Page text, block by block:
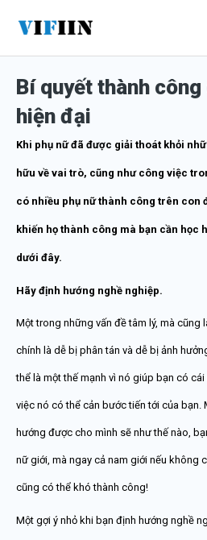
nội
dungBí quyết thành
hiện đại
Khi phụ nữ đã được giải thoát khỏi
hữu về vai trò, cũng như công việc
có nhiều phụ nữ thành công trên con
khiến họ thành công mà bạn cần học
dưới đây.
Hãy định hướng nghề nghiệp.
Một trong những vấn đề tâm lý, mà cũng
chính là dễ bị phân tán và dễ bị ảnh
thể là một thế mạnh vì nó giúp bạn có
việc nó có thể cản bước tiến tới của bạn.
hướng được cho mình sẽ như thế nào,
nữ giới, mà ngay cả nam giới nếu không
cũng có thể khó thành công!
Một gợi ý nhỏ khi bạn định hướng nghề